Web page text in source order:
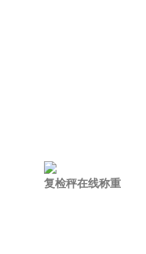
复检秤在线称重